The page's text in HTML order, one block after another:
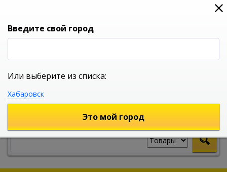
0
УНИВЕРСАЛЬНЫЙ ИНТЕРНЕТ МАГАЗИН
Введите свой город
Или выберите из списка:
Хабаровск
Это мой город